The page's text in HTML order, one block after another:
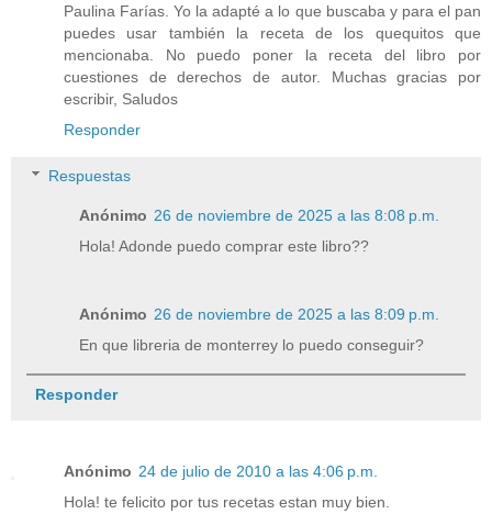
Paulina Farías. Yo la adapté a lo que buscaba y para el pan
puedes usar también la receta de los quequitos que
mencionaba. No puedo poner la receta del libro por
cuestiones de derechos de autor. Muchas gracias por
escribir, Saludos
Responder
Respuestas
Anónimo 26 de noviembre de 2025 a las 8:08 p.m.
Hola! Adonde puedo comprar este libro??
Anónimo 26 de noviembre de 2025 a las 8:09 p.m.
En que libreria de monterrey lo puedo conseguir?
Responder
Anónimo 24 de julio de 2010 a las 4:06 p.m.
Hola! te felicito por tus recetas estan muy bien.